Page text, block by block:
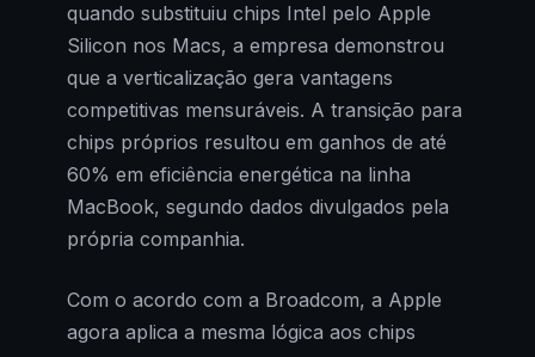
quando substituiu chips Intel pelo Apple
Silicon nos Macs, a empresa demonstrou
que a verticalização gera vantagens
competitivas mensuráveis. A transição para
chips próprios resultou em ganhos de até
60% em eficiência energética na linha
MacBook, segundo dados divulgados pela
própria companhia.
Com o acordo com a Broadcom, a Apple
agora aplica a mesma lógica aos chips